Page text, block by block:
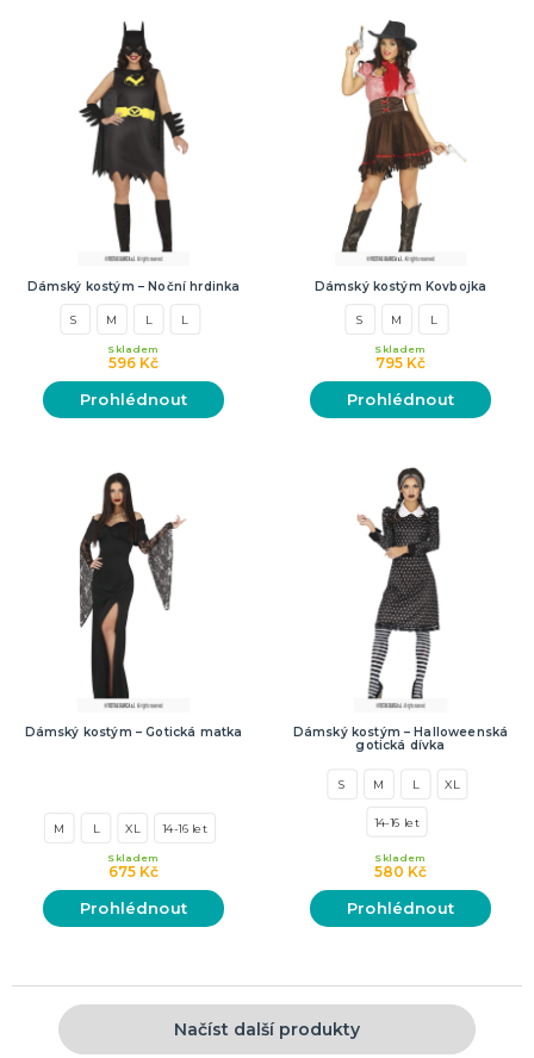
Dámský kostým – Noční hrdinka
S M L L
596 Kč
Skladem
Prohlédnout
Dámský kostým Kovbojka
S M L
795 Kč
Skladem
Prohlédnout
Dámský kostým – Gotická matka
M L XL 14-16 let
675 Kč
Skladem
Prohlédnout
Dámský kostým – Halloweenská
gotická dívka
S M L XL
14-16 let
580 Kč
Skladem
Prohlédnout
Načíst další produkty